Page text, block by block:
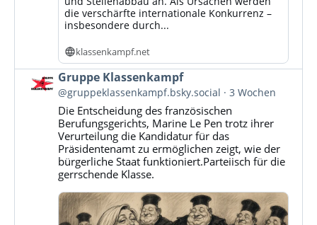
die verschärfte internationale Konkurrenz –
insbesondere durch...
klassenkampf.net
Beitrag
von
Gruppe
Klassenkampf
Bluesky
ansehen
Gruppe Klassenkampf
@gruppeklassenkampf.bsky.social 3 Wochen
Die Entscheidung des französischen
Berufungsgerichts, Marine Le Pen trotz ihrer
Verurteilung die Kandidatur für das
Präsidentenamt zu ermöglichen zeigt, wie der
bürgerliche Staat funktioniert.Parteiisch für die
gerrschende Klasse.